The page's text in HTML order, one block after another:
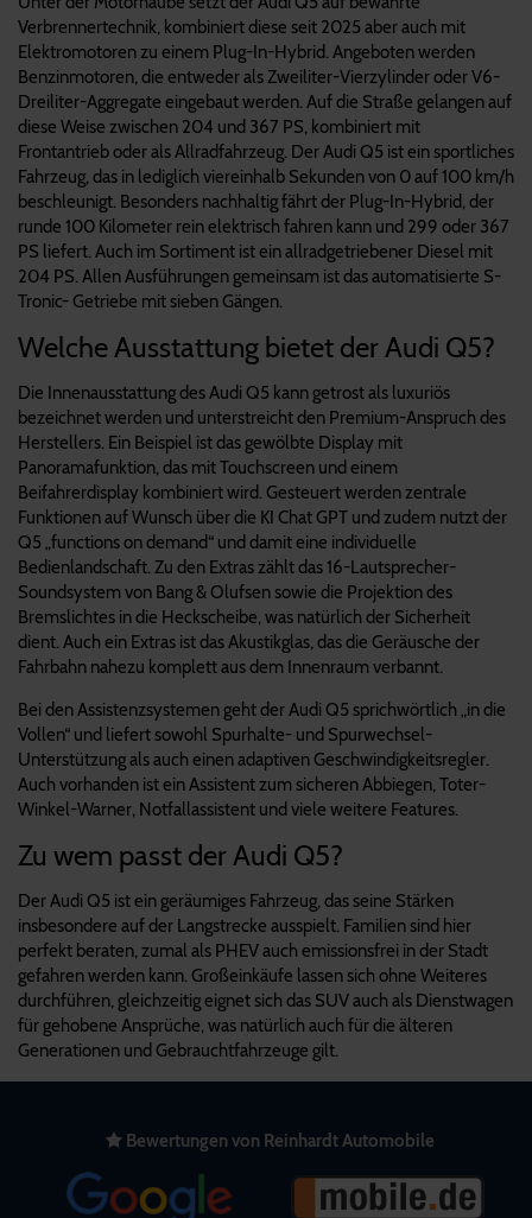
Verbrennertechnik, kombiniert diese seit 2025 aber auch mit
Elektromotoren zu einem Plug-In-Hybrid. Angeboten werden
Benzinmotoren, die entweder als Zweiliter-Vierzylinder oder V6-
Dreiliter-Aggregate eingebaut werden. Auf die Straße gelangen auf
diese Weise zwischen 204 und 367 PS, kombiniert mit
Frontantrieb oder als Allradfahrzeug. Der Audi Q5 ist ein sportliches
Fahrzeug, das in lediglich viereinhalb Sekunden von 0 auf 100 km/h
beschleunigt. Besonders nachhaltig fährt der Plug-In-Hybrid, der
runde 100 Kilometer rein elektrisch fahren kann und 299 oder 367
PS liefert. Auch im Sortiment ist ein allradgetriebener Diesel mit
204 PS. Allen Ausführungen gemeinsam ist das automatisierte S-
Tronic- Getriebe mit sieben Gängen.
Welche Ausstattung bietet der Audi Q5?
Die Innenausstattung des Audi Q5 kann getrost als luxuriös
bezeichnet werden und unterstreicht den Premium-Anspruch des
Herstellers. Ein Beispiel ist das gewölbte Display mit
Panoramafunktion, das mit Touchscreen und einem
Beifahrerdisplay kombiniert wird. Gesteuert werden zentrale
Funktionen auf Wunsch über die KI Chat GPT und zudem nutzt der
Q5 „functions on demand“ und damit eine individuelle
Bedienlandschaft. Zu den Extras zählt das 16-Lautsprecher-
Soundsystem von Bang & Olufsen sowie die Projektion des
Bremslichtes in die Heckscheibe, was natürlich der Sicherheit
dient. Auch ein Extras ist das Akustikglas, das die Geräusche der
Fahrbahn nahezu komplett aus dem Innenraum verbannt.
Bei den Assistenzsystemen geht der Audi Q5 sprichwörtlich „in die
Vollen“ und liefert sowohl Spurhalte- und Spurwechsel-
Unterstützung als auch einen adaptiven Geschwindigkeitsregler.
Auch vorhanden ist ein Assistent zum sicheren Abbiegen, Toter-
Winkel-Warner, Notfallassistent und viele weitere Features.
Zu wem passt der Audi Q5?
Der Audi Q5 ist ein geräumiges Fahrzeug, das seine Stärken
insbesondere auf der Langstrecke ausspielt. Familien sind hier
perfekt beraten, zumal als PHEV auch emissionsfrei in der Stadt
gefahren werden kann. Großeinkäufe lassen sich ohne Weiteres
durchführen, gleichzeitig eignet sich das SUV auch als Dienstwagen
für gehobene Ansprüche, was natürlich auch für die älteren
Generationen und Gebrauchtfahrzeuge gilt.
Bewertungen von Reinhardt Automobile